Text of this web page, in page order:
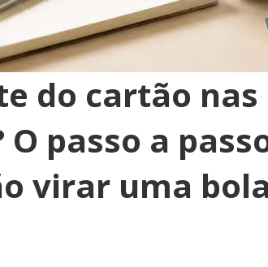
do cartão nas
O passo a
virar uma